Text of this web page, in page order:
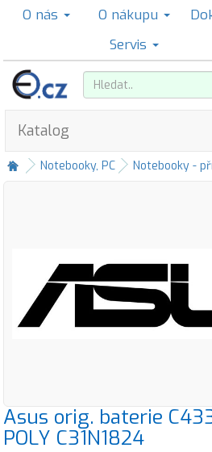
O nás O nákupu
Servis
Katalog
Notebooky, PC Notebooky -
Asus orig. baterie
POLY C31N1824